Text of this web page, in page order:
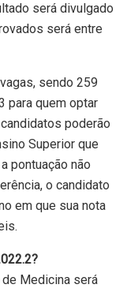
será divulgado
será entre
sendo 259
para quem optar
poderão
Superior que
pontuação não
o candidato
em que sua nota
Medicina será